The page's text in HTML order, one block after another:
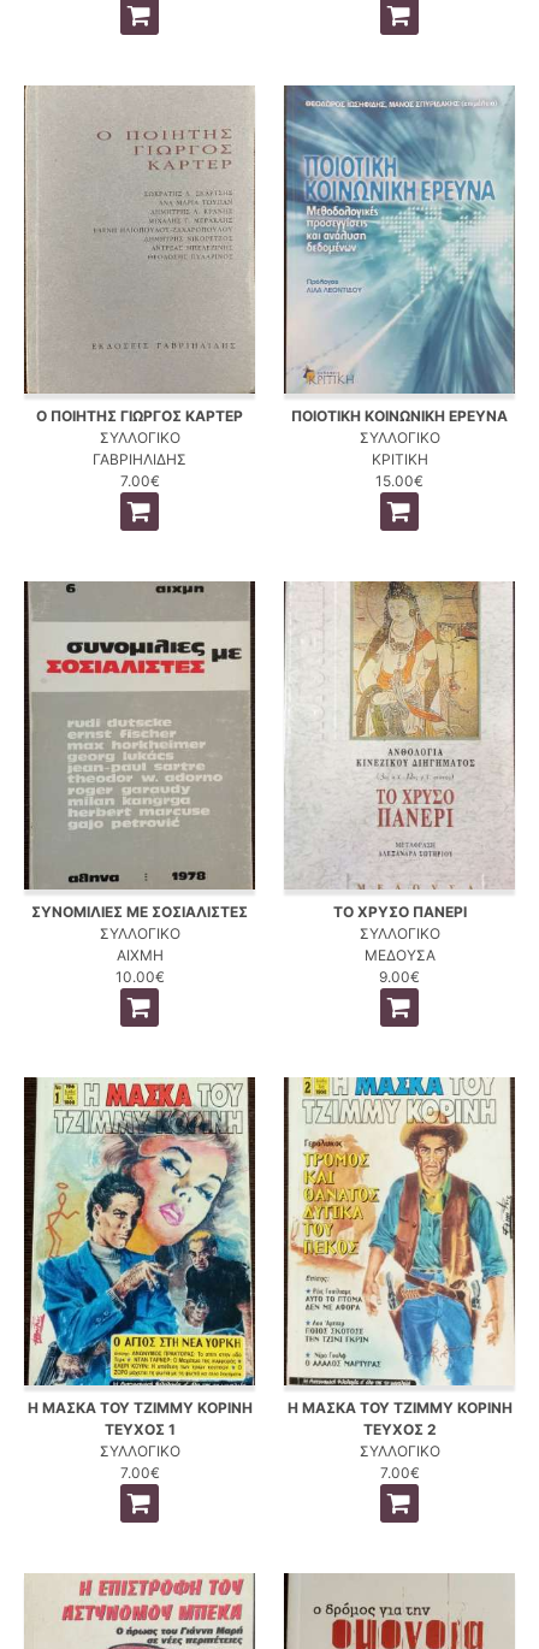
Ο ΠΟΙΗΤΗΣ ΓΙΩΡΓΟΣ ΚΑΡΤΕΡ
ΣΥΛΛΟΓΙΚΟ
ΓΑΒΡΙΗΛΙΔΗΣ
7.00€
ΠΟΙΟΤΙΚΗ ΚΟΙΝΩΝΙΚΗ ΕΡΕΥΝΑ
ΣΥΛΛΟΓΙΚΟ
ΚΡΙΤΙΚΗ
15.00€
ΣΥΝΟΜΙΛΙΕΣ ΜΕ ΣΟΣΙΑΛΙΣΤΕΣ
ΣΥΛΛΟΓΙΚΟ
ΑΙΧΜΗ
10.00€
ΤΟ ΧΡΥΣΟ ΠΑΝΕΡΙ
ΣΥΛΛΟΓΙΚΟ
ΜΕΔΟΥΣΑ
9.00€
Η ΜΑΣΚΑ ΤΟΥ ΤΖΙΜΜΥ ΚΟΡΙΝΗ
ΤΕΥΧΟΣ 1
ΣΥΛΛΟΓΙΚΟ
7.00€
Η ΜΑΣΚΑ ΤΟΥ ΤΖΙΜΜΥ ΚΟΡΙΝΗ
ΤΕΥΧΟΣ 2
ΣΥΛΛΟΓΙΚΟ
7.00€